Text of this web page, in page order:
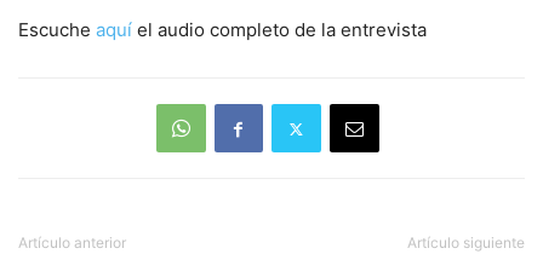
Escuche aquí el audio completo de la entrevista
Artículo anterior Artículo siguiente